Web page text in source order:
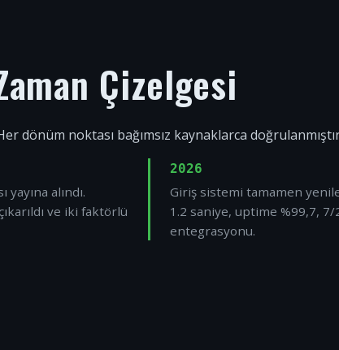
Çizelgesi
dönüm noktası bağımsız kaynaklarca
alındı.
ve iki faktörlü
2026
Giriş sistemi tamamen
1.2 saniye, uptime %99,7, 7/
entegrasyonu.